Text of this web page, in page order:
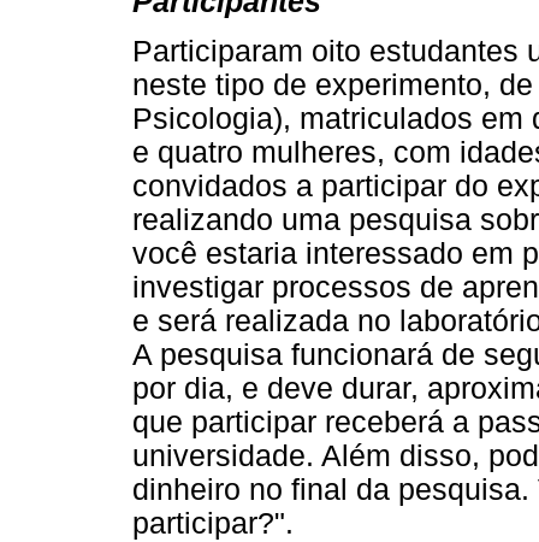
Participaram oito estudantes
neste tipo de experimento,
Psicologia), matriculados em
e quatro mulheres, com
convidados a participar do
realizando uma pesquisa
você estaria interessado em
investigar processos de
e será realizada no
A pesquisa funcionará de
por dia, e deve durar,
que participar receberá a
universidade. Além disso,
dinheiro no final da
participar?".